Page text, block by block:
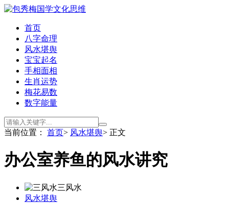
首页
八字命理
风水堪舆
宝宝起名
手相面相
生肖运势
梅花易数
数字能量
当前位置： 首页> 风水堪舆> 正文
办公室养鱼的风水讲究
三风水
风水堪舆